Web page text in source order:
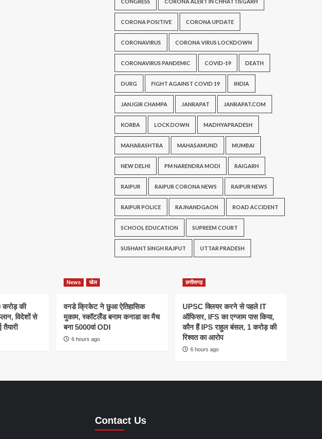
CONGRESS CORONA ALERT IN CHHATTISGARH
CORONA POSITIVE CORONA UPDATE
CORONAVIRUS CORONA VIRUS LOCKDOWN
CORONAVIRUS PANDEMIC COVID-19 DEATH
DURG FIGHT AGAINST COVID 19 INDIA
JANJGIR CHAMPA JANRAPAT JANRAPAT.COM
KORBA LOCK DOWN MADHYAPRADESH
MAHARASHTRA MAHASAMUND MUMBAI
NEW DELHI PM NARENDRA MODI RAIGARH
RAIPUR RAIPUR CORONA NEWS RAIPUR NEWS
RAIPUR POLICE RAJNANDGAON ROAD ACCIDENT
SCHOOL EDUCATION SUPREEM COURT
SUSHANT SINGH RAJPUT UTTAR PRADESH
की
विदेशों से
तैयारी
News खेल
वनडे क्रिकेट ने छुआ ऐतिहासिक
मुकाम, स्कॉटलैंड बनाम कनाडा का मैच
बना 5000वां ODI
6 hours ago
छत्तीसगढ़
UPSC क्लियर करने से पहले IT
ऑफिसर, IFS का एग्जाम पास किया,
कौन हैं IPS राहुल बंसल, 1 करोड़ की
रिश्वत का आरोप
6 hours ago
Contact Us